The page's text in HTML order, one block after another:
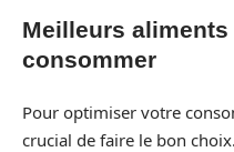
Meilleurs
consommer
Pour optimiser votre
crucial de faire le bon